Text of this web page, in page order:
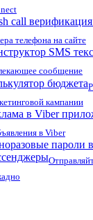
call
телефона на сайте
SMS
сообщение
бюджета
кампании
в Viber
в Viber
пароли в